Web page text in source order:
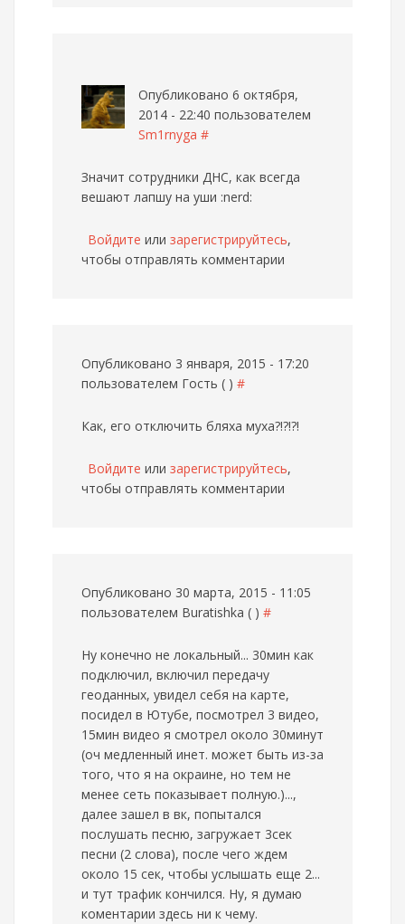
Опубликовано 6 октября,
2014 - 22:40 пользователем
Sm1rnyga #
Значит сотрудники ДНС, как всегда
вешают лапшу на уши :nerd:
Войдите или зарегистрируйтесь,
чтобы отправлять комментарии
Опубликовано 3 января, 2015 - 17:20
пользователем Гость ( ) #
Как, его отключить бляха муха?!?!?!
Войдите или зарегистрируйтесь,
чтобы отправлять комментарии
Опубликовано 30 марта, 2015 - 11:05
пользователем Buratishka ( ) #
Ну конечно не локальный... 30мин как
подключил, включил передачу
геоданных, увидел себя на карте,
посидел в Ютубе, посмотрел 3 видео,
15мин видео я смотрел около 30минут
(оч медленный инет. может быть из-за
того, что я на окраине, но тем не
менее сеть показывает полную.)...,
далее зашел в вк, попытался
послушать песню, загружает 3сек
песни (2 слова), после чего ждем
около 15 сек, чтобы услышать еще 2...
и тут трафик кончился. Ну, я думаю
коментарии здесь ни к чему.